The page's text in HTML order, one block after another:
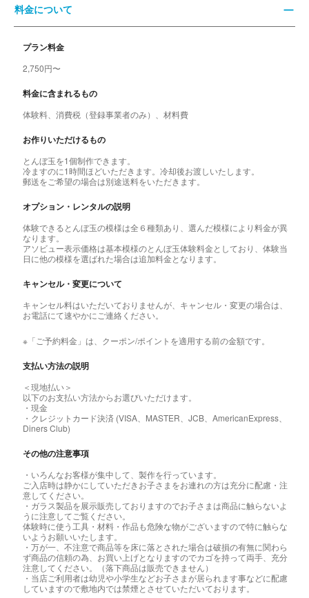
料金について
プラン料金
2,750円〜
料金に含まれるもの
体験料、消費税（登録事業者のみ）、材料費
お作りいただけるもの
とんぼ玉を1個制作できます。
冷ますのに1時間ほどいただきます。冷却後お渡しいたします。
郵送をご希望の場合は別途送料をいただきます。
オプション・レンタルの説明
体験できるとんぼ玉の模様は全６種類あり、選んだ模様により料金が異
なります。
アソビュー表示価格は基本模様のとんぼ玉体験料金としており、体験当
日に他の模様を選ばれた場合は追加料金となります。
キャンセル・変更について
キャンセル料はいただいておりませんが、キャンセル・変更の場合は、
お電話にて速やかにご連絡ください。
※「ご予約料金」は、クーポン/ポイントを適用する前の金額です。
支払い方法の説明
＜現地払い＞
以下のお支払い方法からお選びいただけます。
・現金
・クレジットカード決済 (VISA、MASTER、JCB、AmericanExpress、
Diners Club)
その他の注意事項
・いろんなお客様が集中して、製作を行っています。
ご入店時は静かにしていただきお子さまをお連れの方は充分に配慮・注
意してください。
・ガラス製品を展示販売しておりますのでお子さまは商品に触らないよ
うに注意してご覧ください。
体験時に使う工具・材料・作品も危険な物がございますので特に触らな
いようお願いいたします。
・万が一、不注意で商品等を床に落とされた場合は破損の有無に関わら
ず商品の信頼の為、お買い上げとなりますのでカゴを持って両手、充分
注意してください。（落下商品は販売できません）
・当店ご利用者は幼児や小学生などお子さまが居られます事などに配慮
していますので敷地内では禁煙とさせていただいております。